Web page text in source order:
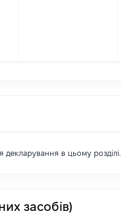
декларування в цьому розділі.
засобів)